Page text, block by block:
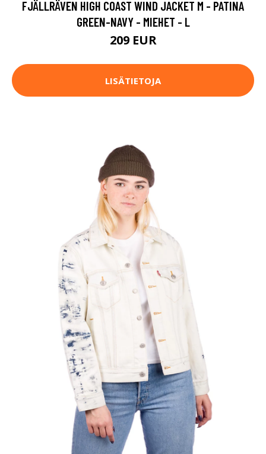
FJÄLLRÄVEN HIGH COAST WIND JACKET M - PATINA
GREEN-NAVY - MIEHET - L
209 EUR
LISÄTIETOJA